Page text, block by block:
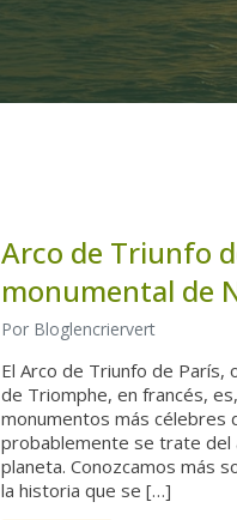
Arco de Triunfo
monumental de
Por Bloglencriervert
El Arco de Triunfo de París,
de Triomphe, en francés,
monumentos más célebres
probablemente se trate del
planeta. Conozcamos más
la historia que se […]